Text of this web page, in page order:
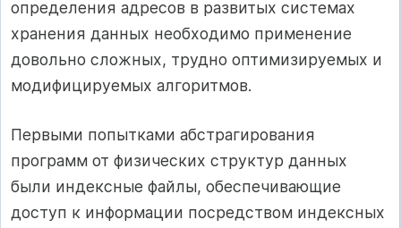
определения адресов в развитых системах
хранения данных необходимо применение
довольно сложных, трудно оптимизируемых и
модифицируемых алгоритмов.
Первыми попытками абстрагирования
программ от физических структур данных
были индексные файлы, обеспечивающие
доступ к информации посредством индексных